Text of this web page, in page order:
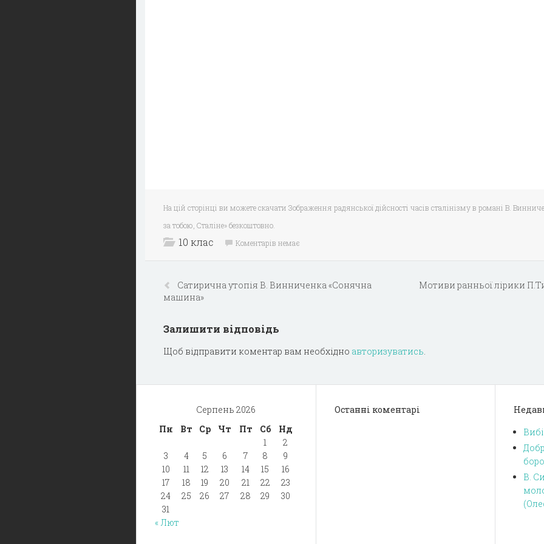
На цій сторінці ви можете скачати Зображення радянської дійсності часів сталінізму в романі В.
за тобою, Сталіне» безкоштовно.
10 клас Коментарів немає
Сатирична утопія В. Винниченка «Сонячна
машина»
Мотиви ранньої лірики
Залишити відповідь
Щоб відправити коментар вам необхідно авторизуватись.
Серпень 2026
Пн
Вт Ср Чт Пт Сб
Нд
1
2
3
4 5 6 7 8
9
10
11 12 13 14 15
16
17
18 19 20 21 22
23
24
25 26 27 28 29
30
31
« Лют
Останні коментарі
В.